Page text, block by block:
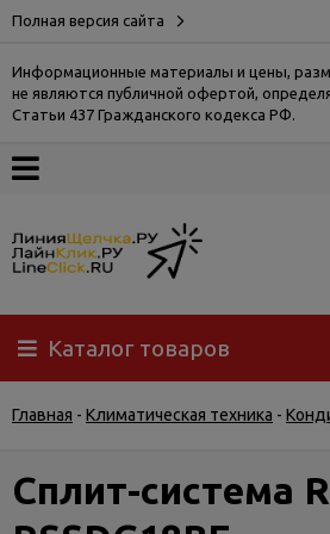
Полная версия сайта
Информационные материалы и цены,
не являются публичной офертой,
Статьи 437 Гражданского кодекса РФ.
О
Доставка
Самовывоз
Гарантия
возврат
Каталог товаров
Главная - Климатическая техника -
Сплит-система